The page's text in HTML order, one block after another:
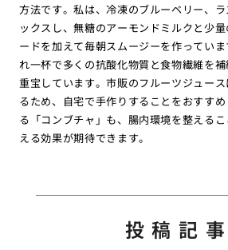
方法です。私は、冷凍のブルーベリー、
ックスし、無糖のアーモンドミルクと少
ードを加えて毎朝スムージーを作ってい
れ一杯で多くの抗酸化物質と食物繊維を
重宝しています。市販のフルーツジュー
るため、自宅で手作りすることをおすす
る「コンブチャ」も、腸内環境を整える
える効果が期待できます。
投稿記事